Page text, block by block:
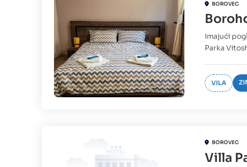
BOROVEC
Imajući
Parka
VILA
BOROVEC
Villa